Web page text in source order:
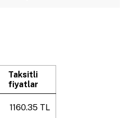
Taksitli
fiyatlar
1160.35 TL